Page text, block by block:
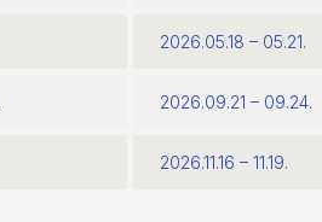
2026.05.18 – 05.21.
2026.09.21 – 09.24.
2026.11.16 – 11.19.